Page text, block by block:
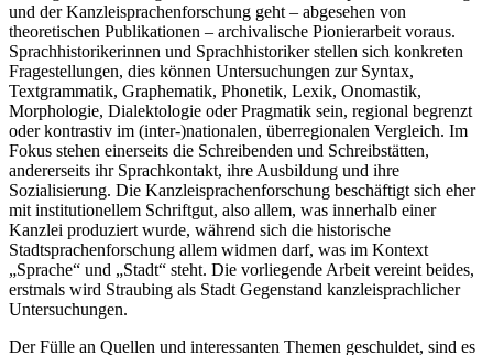
Der eigentlichen Aufgabe der historischen Stadtsprachenforschung
und der Kanzleisprachenforschung geht – abgesehen von
theoretischen Publikationen – archivalische Pionierarbeit voraus.
Sprachhistorikerinnen und Sprachhistoriker stellen sich konkreten
Fragestellungen, dies können Untersuchungen zur Syntax,
Textgrammatik, Graphematik, Phonetik, Lexik, Onomastik,
Morphologie, Dialektologie oder Pragmatik sein, regional begrenzt
oder kontrastiv im (inter-)nationalen, überregionalen Vergleich. Im
Fokus stehen einerseits die Schreibenden und Schreibstätten,
andererseits ihr Sprachkontakt, ihre Ausbildung und ihre
Sozialisierung. Die Kanzleisprachenforschung beschäftigt sich eher
mit institutionellem Schriftgut, also allem, was innerhalb einer
Kanzlei produziert wurde, während sich die historische
Stadtsprachenforschung allem widmen darf, was im Kontext
„Sprache“ und „Stadt“ steht. Die vorliegende Arbeit vereint beides,
erstmals wird Straubing als Stadt Gegenstand kanzleisprachlicher